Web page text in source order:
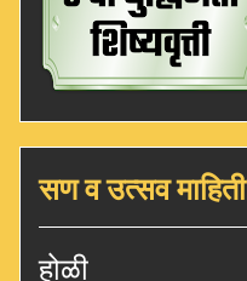
सण व उत्सव माहिती
होळी